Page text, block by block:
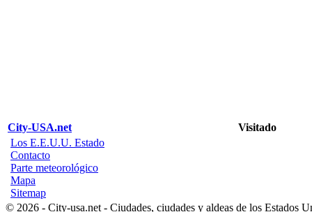
City-USA.net
Visitado
Los E.E.U.U. Estado
Contacto
Parte meteorológico
Mapa
Sitemap
© 2026 - City-usa.net - Ciudades, ciudades y aldeas de los Estados